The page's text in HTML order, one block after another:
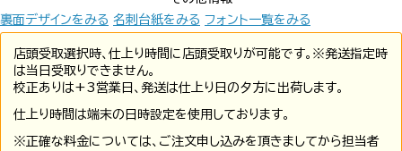
裏面デザインをみる 名刺台紙をみる フォント一覧をみる
店頭受取選択時、仕上り時間に店頭受取りが可能です。※発送指定時
は当日受取りできません。
校正ありは+3営業日、発送は仕上り日の夕方に出荷します。
仕上り時間は端末の日時設定を使用しております。
※正確な料金については、ご注文申し込みを頂きましてから担当者